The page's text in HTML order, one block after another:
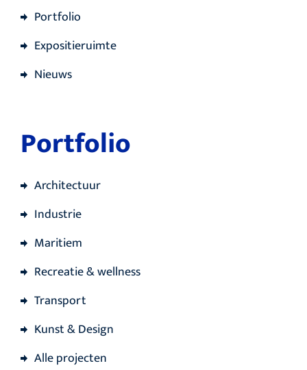
Portfolio
Expositieruimte
Nieuws
Portfolio
Architectuur
Industrie
Maritiem
Recreatie & wellness
Transport
Kunst & Design
Alle projecten